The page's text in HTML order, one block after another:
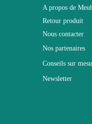
A propos de
Retour produit
Nous contacter
Nos partenaires
Conseils sur
Newsletter